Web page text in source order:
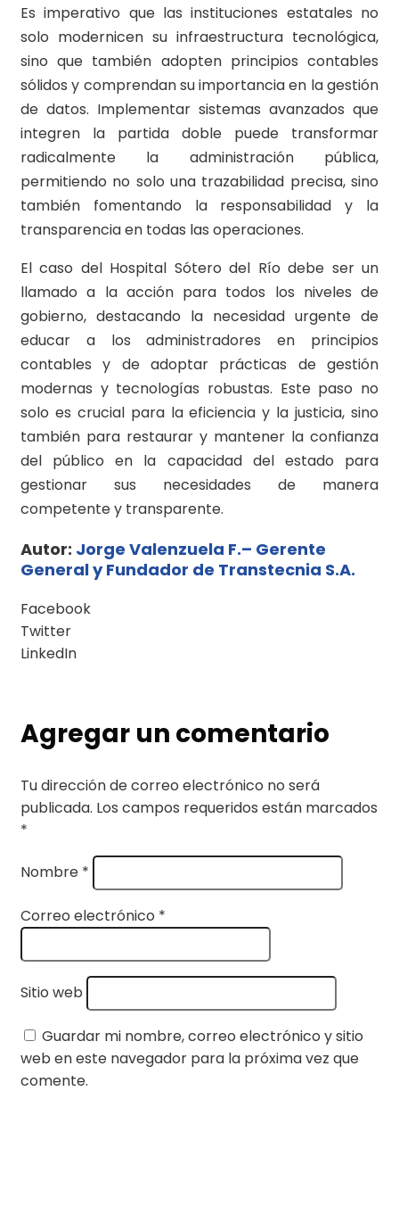
Es imperativo que las instituciones estatales no
solo modernicen su infraestructura tecnológica,
sino que también adopten principios contables
sólidos y comprendan su importancia en la gestión
de datos. Implementar sistemas avanzados que
integren la partida doble puede transformar
radicalmente la administración pública,
permitiendo no solo una trazabilidad precisa, sino
también fomentando la responsabilidad y la
transparencia en todas las operaciones.
El caso del Hospital Sótero del Río debe ser un
llamado a la acción para todos los niveles de
gobierno, destacando la necesidad urgente de
educar a los administradores en principios
contables y de adoptar prácticas de gestión
modernas y tecnologías robustas. Este paso no
solo es crucial para la eficiencia y la justicia, sino
también para restaurar y mantener la confianza
del público en la capacidad del estado para
gestionar sus necesidades de manera
competente y transparente.
Autor: Jorge Valenzuela F.– Gerente
General y Fundador de Transtecnia S.A.
Facebook
Twitter
LinkedIn
Agregar un comentario
Tu dirección de correo electrónico no será
publicada. Los campos requeridos están marcados
*
Nombre *
Correo electrónico *
Sitio web
Guardar mi nombre, correo electrónico y sitio
web en este navegador para la próxima vez que
comente.